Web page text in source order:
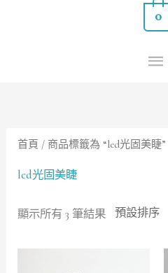
選
0
首頁 / 商品標籤為 “led光固美睫”
led光固美睫
顯示所有 3 筆結果